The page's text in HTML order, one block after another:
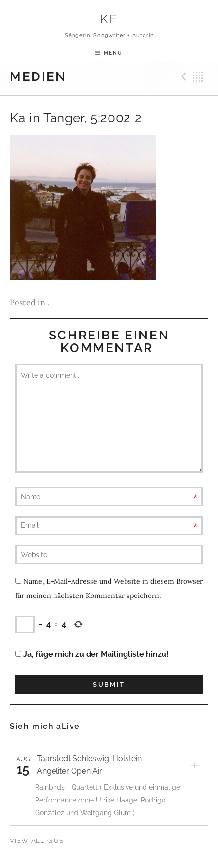
KF
Sängerin, Songwriter + Autorin
MENU
MEDIEN
Ka in Tanger, 5:2002 2
Posted in .
SCHREIBE EINEN
KOMMENTAR
Name, E-Mail-Adresse und Website in diesem Browser
für meinen nächsten Kommentar speichern.
− 4 = 4
Ja, füge mich zu der Mailingliste hinzu!
Sieh mich aLive
Taarstedt Schleswig-Holstein +
AUG.
15 Angeliter Open Air
Rainbirds - Quartett ( Exklusive und einmalige
Performance ohne Ulrike Haage, Rodrigo
González und Wolfgang Glum )
VIEW ALL GIGS